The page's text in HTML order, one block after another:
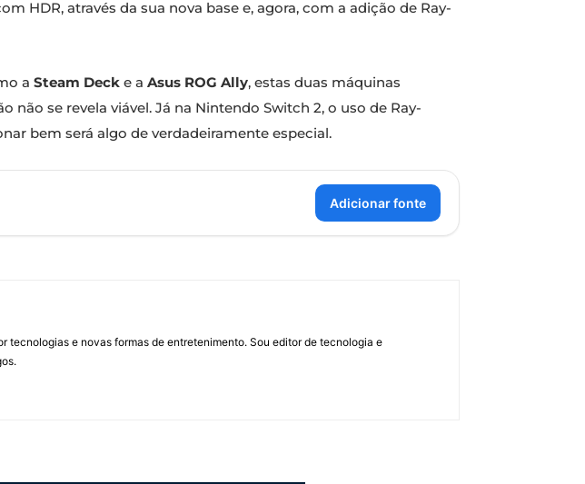
HDR, através da sua nova base e, agora, com a adição de Ray-
a Steam Deck e a Asus ROG Ally, estas duas máquinas
se revela viável. Já na Nintendo Switch 2, o uso de Ray-
bem será algo de verdadeiramente especial.
Adicionar fonte
e novas formas de entretenimento. Sou editor de tecnologia e